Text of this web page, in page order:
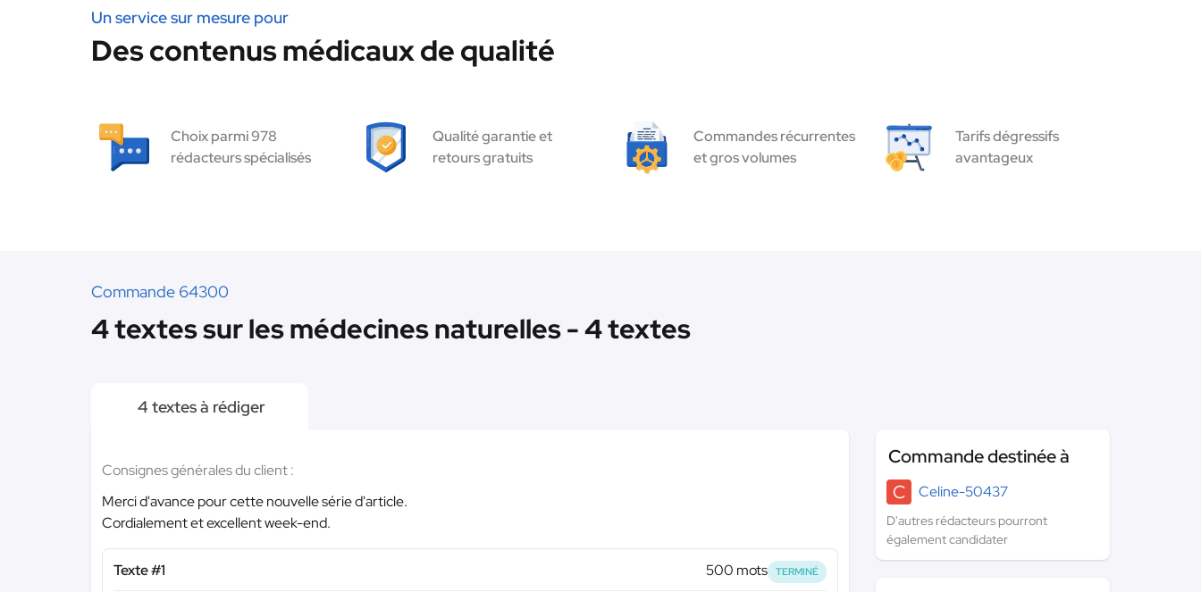
Un service sur mesure pour
Des contenus médicaux de qualité
Choix parmi 978
rédacteurs spécialisés
Qualité garantie et
retours gratuits
Commandes récurrentes
et gros volumes
Tarifs dégressifs
avantageux
Commande 64300
4 textes sur les médecines naturelles - 4 textes
4 textes à rédiger
Consignes générales du client :
Merci d'avance pour cette nouvelle série d'article.
Cordialement et excellent week-end.
Texte #1 500 mots TERMINÉ
Commande destinée à
C
Celine-50437
D'autres rédacteurs pourront
également candidater